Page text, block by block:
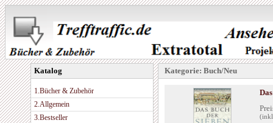
Katalog
1.Bücher & Zubehör
2.Allgemein
3.Bestseller
Kategorie: Buch/Neu